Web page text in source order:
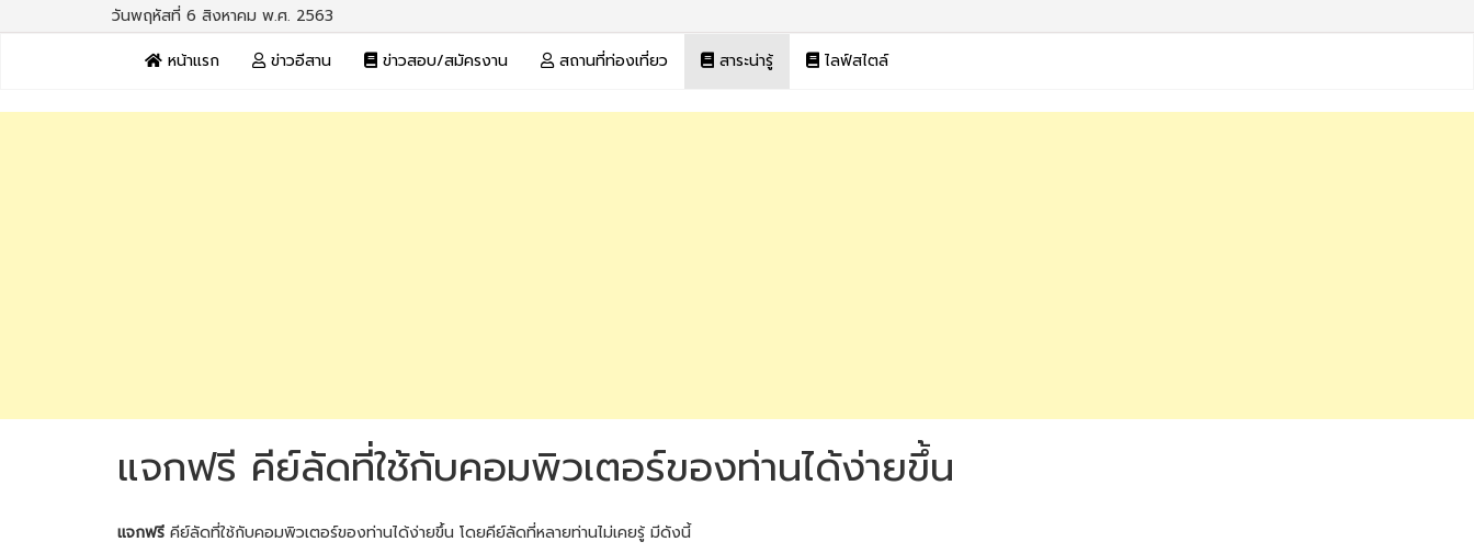
วันพฤหัสที่ 6 สิงหาคม พ.ศ. 2563
หน้าแรก
ข่าวอีสาน ข่าวสอบ/สมัครงาน สถานที่ท่องเที่ยว สาระน่ารู้ ไลฟ์สไตล์
แจกฟรี คีย์ลัดที่ใช้กับคอมพิวเตอร์ของท่านได้ง่ายขึ้น
แจกฟรี คีย์ลัดที่ใช้กับคอมพิวเตอร์ของท่านได้ง่ายขึ้น โดยคีย์ลัดที่หลายท่านไม่เคยรู้ มีดังนี้